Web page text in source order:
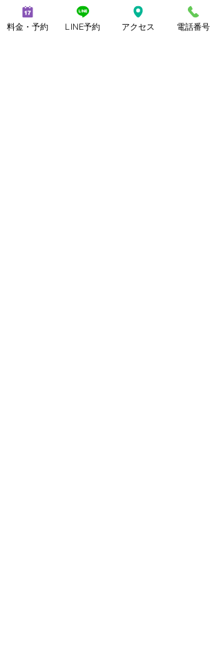
料金・予約 LINE予約 アクセス 電話番号